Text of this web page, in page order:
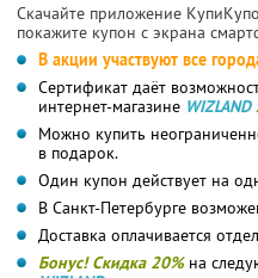
Скачайте приложение
покажите купон с экрана
В акции участвуют все
Сертификат даёт
интернет-магазине WIZLAND
Можно купить
в подарок.
Один купон действует на
В Санкт-Петербурге
Доставка оплачивается
Бонус! Скидка 20%на